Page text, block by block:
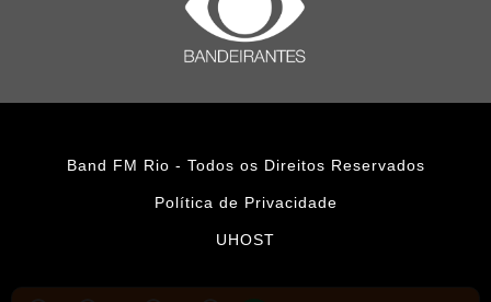
Band FM Rio - Todos os Direitos Reservados
Política de Privacidade
UHOST